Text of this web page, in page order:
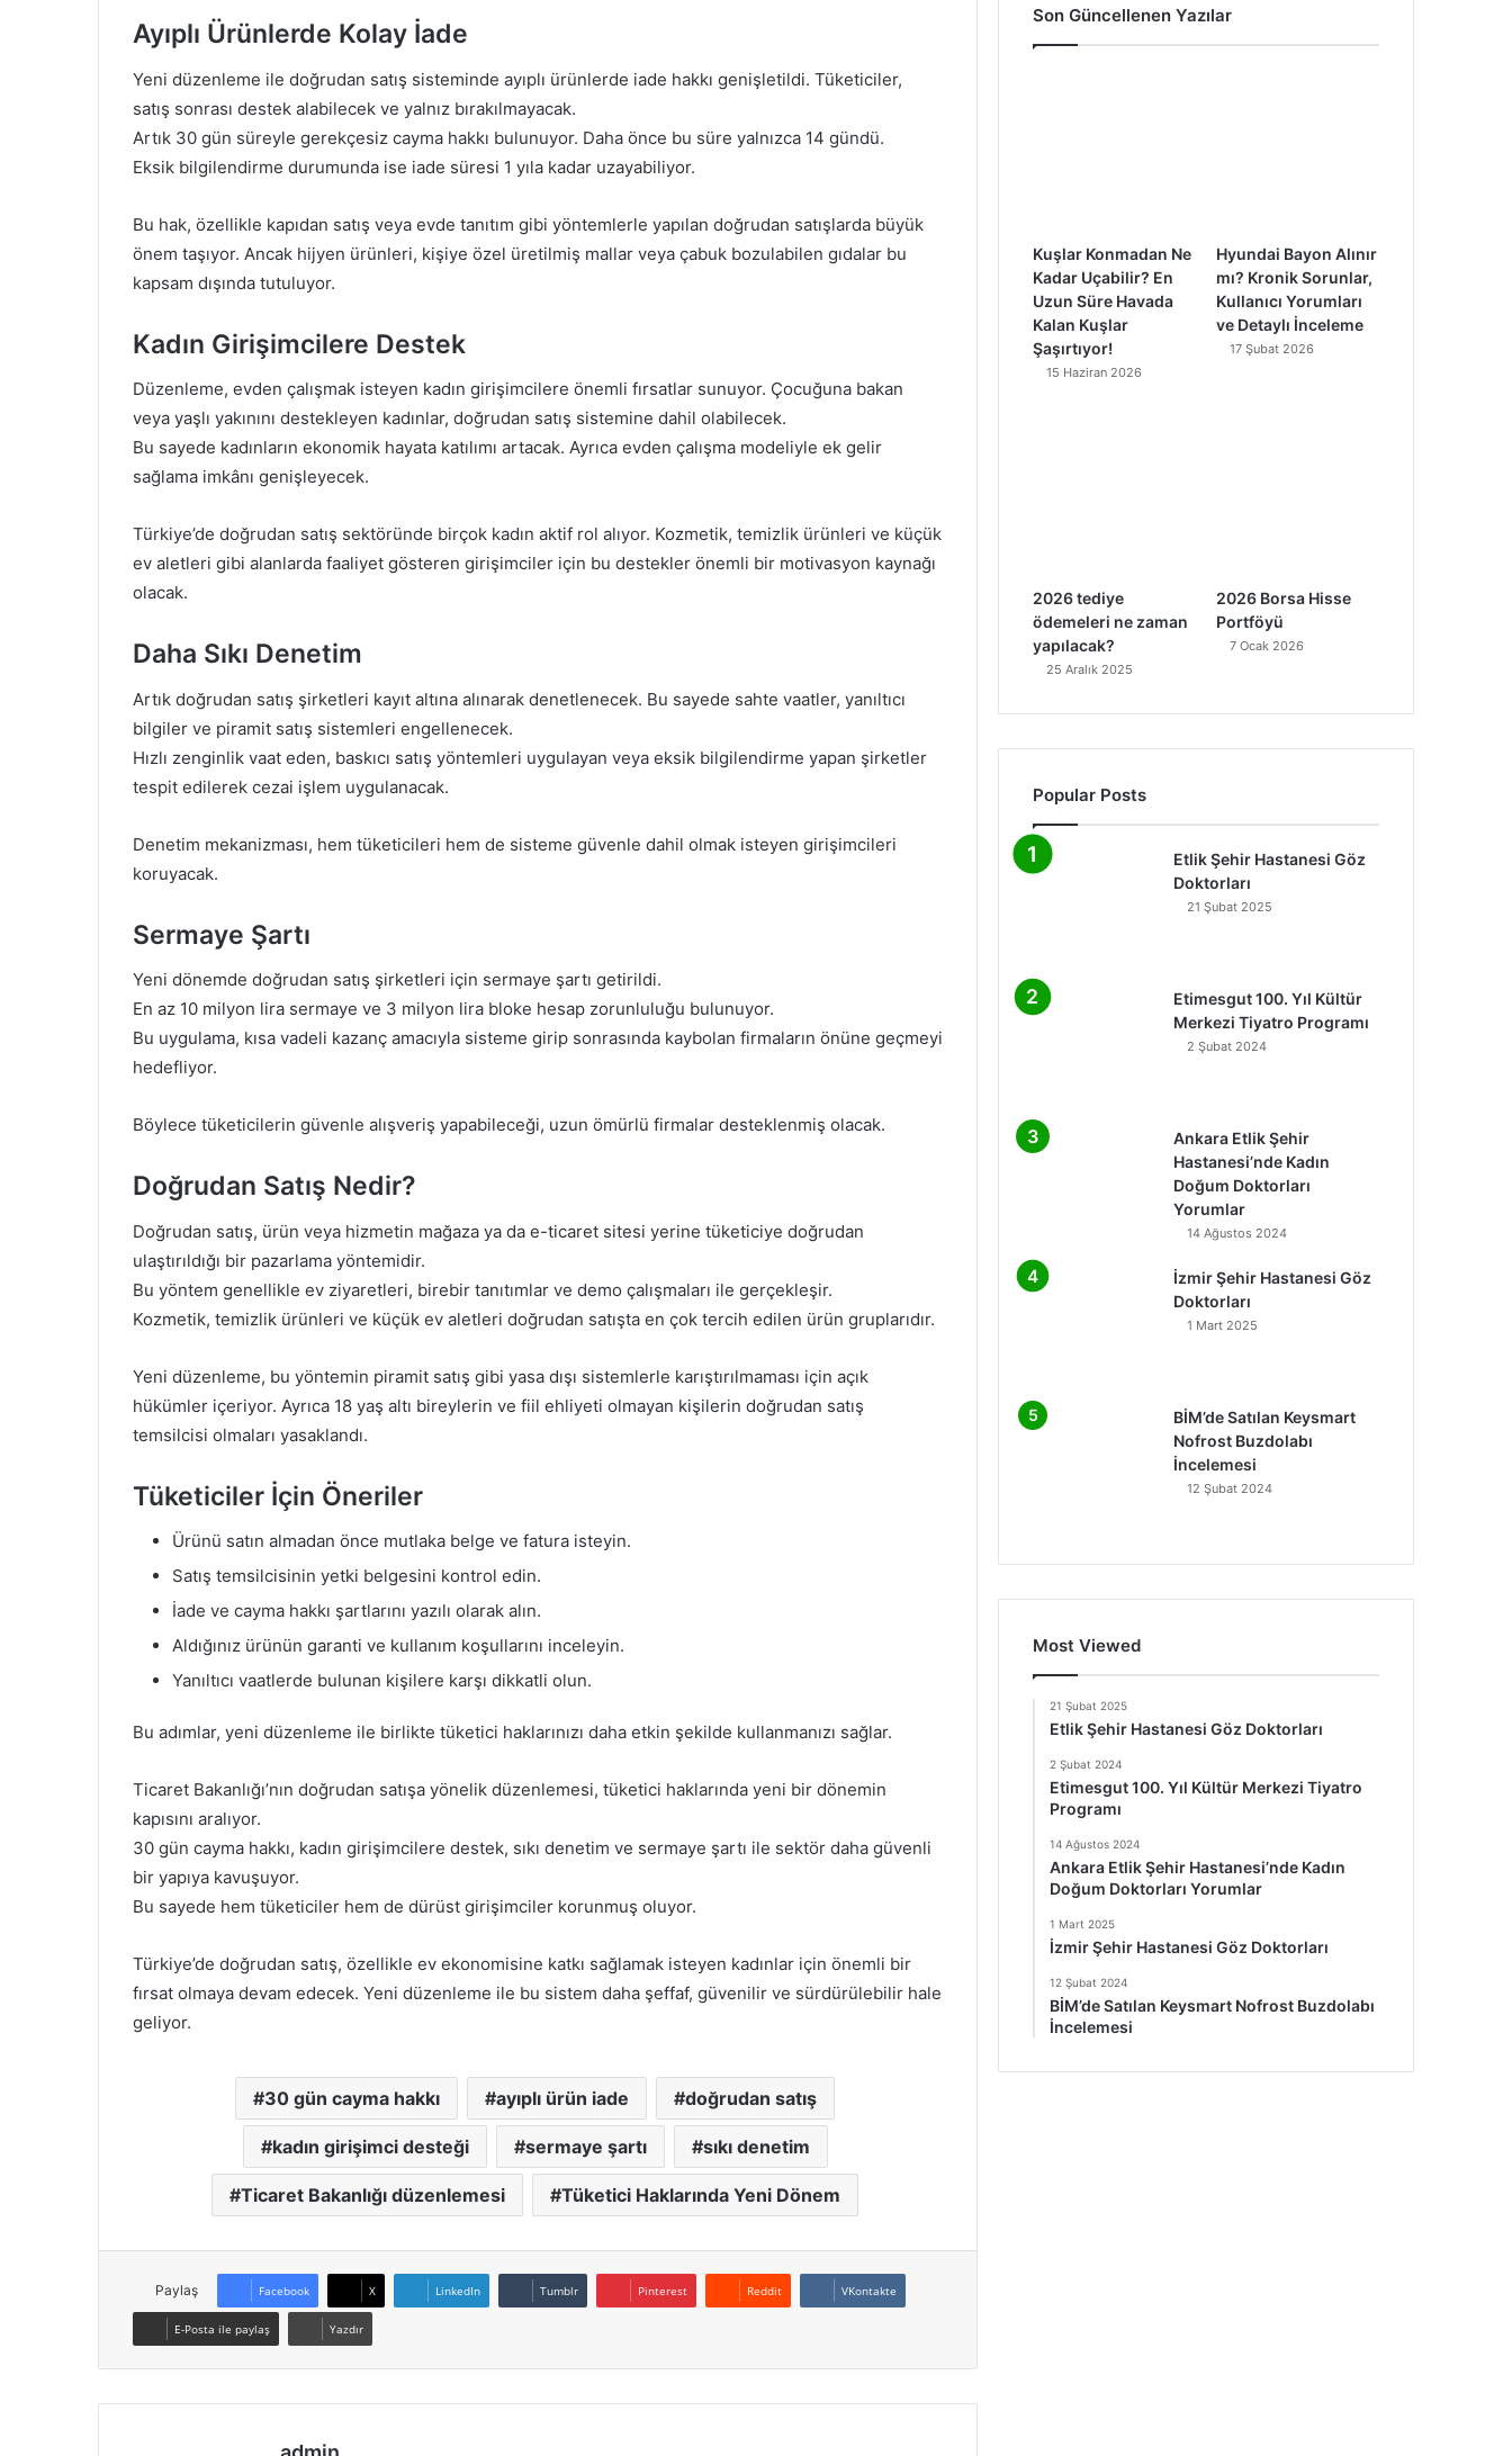
Ayıplı Ürünlerde Kolay İade
Yeni düzenleme ile doğrudan satış sisteminde ayıplı ürünlerde iade hakkı genişletildi. Tüketiciler,
satış sonrası destek alabilecek ve yalnız bırakılmayacak.
Artık 30 gün süreyle gerekçesiz cayma hakkı bulunuyor. Daha önce bu süre yalnızca 14 gündü.
Eksik bilgilendirme durumunda ise iade süresi 1 yıla kadar uzayabiliyor.
Bu hak, özellikle kapıdan satış veya evde tanıtım gibi yöntemlerle yapılan doğrudan satışlarda büyük
önem taşıyor. Ancak hijyen ürünleri, kişiye özel üretilmiş mallar veya çabuk bozulabilen gıdalar bu
kapsam dışında tutuluyor.
Kadın Girişimcilere Destek
Düzenleme, evden çalışmak isteyen kadın girişimcilere önemli fırsatlar sunuyor. Çocuğuna bakan
veya yaşlı yakınını destekleyen kadınlar, doğrudan satış sistemine dahil olabilecek.
Bu sayede kadınların ekonomik hayata katılımı artacak. Ayrıca evden çalışma modeliyle ek gelir
sağlama imkânı genişleyecek.
Türkiye’de doğrudan satış sektöründe birçok kadın aktif rol alıyor. Kozmetik, temizlik ürünleri ve küçük
ev aletleri gibi alanlarda faaliyet gösteren girişimciler için bu destekler önemli bir motivasyon kaynağı
olacak.
Daha Sıkı Denetim
Artık doğrudan satış şirketleri kayıt altına alınarak denetlenecek. Bu sayede sahte vaatler, yanıltıcı
bilgiler ve piramit satış sistemleri engellenecek.
Hızlı zenginlik vaat eden, baskıcı satış yöntemleri uygulayan veya eksik bilgilendirme yapan şirketler
tespit edilerek cezai işlem uygulanacak.
Denetim mekanizması, hem tüketicileri hem de sisteme güvenle dahil olmak isteyen girişimcileri
koruyacak.
Sermaye Şartı
Yeni dönemde doğrudan satış şirketleri için sermaye şartı getirildi.
En az 10 milyon lira sermaye ve 3 milyon lira bloke hesap zorunluluğu bulunuyor.
Bu uygulama, kısa vadeli kazanç amacıyla sisteme girip sonrasında kaybolan firmaların önüne geçmeyi
hedefliyor.
Böylece tüketicilerin güvenle alışveriş yapabileceği, uzun ömürlü firmalar desteklenmiş olacak.
Doğrudan Satış Nedir?
Doğrudan satış, ürün veya hizmetin mağaza ya da e-ticaret sitesi yerine tüketiciye doğrudan
ulaştırıldığı bir pazarlama yöntemidir.
Bu yöntem genellikle ev ziyaretleri, birebir tanıtımlar ve demo çalışmaları ile gerçekleşir.
Kozmetik, temizlik ürünleri ve küçük ev aletleri doğrudan satışta en çok tercih edilen ürün gruplarıdır.
Yeni düzenleme, bu yöntemin piramit satış gibi yasa dışı sistemlerle karıştırılmaması için açık
hükümler içeriyor. Ayrıca 18 yaş altı bireylerin ve fiil ehliyeti olmayan kişilerin doğrudan satış
temsilcisi olmaları yasaklandı.
Tüketiciler İçin Öneriler
Ürünü satın almadan önce mutlaka belge ve fatura isteyin.
Satış temsilcisinin yetki belgesini kontrol edin.
İade ve cayma hakkı şartlarını yazılı olarak alın.
Aldığınız ürünün garanti ve kullanım koşullarını inceleyin.
Yanıltıcı vaatlerde bulunan kişilere karşı dikkatli olun.
Bu adımlar, yeni düzenleme ile birlikte tüketici haklarınızı daha etkin şekilde kullanmanızı sağlar.
Ticaret Bakanlığı’nın doğrudan satışa yönelik düzenlemesi, tüketici haklarında yeni bir dönemin
kapısını aralıyor.
30 gün cayma hakkı, kadın girişimcilere destek, sıkı denetim ve sermaye şartı ile sektör daha güvenli
bir yapıya kavuşuyor.
Bu sayede hem tüketiciler hem de dürüst girişimciler korunmuş oluyor.
Türkiye’de doğrudan satış, özellikle ev ekonomisine katkı sağlamak isteyen kadınlar için önemli bir
fırsat olmaya devam edecek. Yeni düzenleme ile bu sistem daha şeffaf, güvenilir ve sürdürülebilir hale
geliyor.
30 gün cayma hakkı ayıplı ürün iade doğrudan satış
kadın girişimci desteği sermaye şartı sıkı denetim
Ticaret Bakanlığı düzenlemesi Tüketici Haklarında Yeni Dönem
Paylaş Facebook X LinkedIn Tumblr Pinterest Reddit VKontakte
E-Posta ile paylaş Yazdır
e
T
t
T
Son Güncellenen Yazılar
Kuşlar Konmadan Ne
Kadar Uçabilir? En
Uzun Süre Havada
Kalan Kuşlar
Şaşırtıyor!
15 Haziran 2026
Hyundai Bayon Alınır
mı? Kronik Sorunlar,
Kullanıcı Yorumları
ve Detaylı İnceleme
17 Şubat 2026
2026 tediye
ödemeleri ne zaman
yapılacak?
25 Aralık 2025
2026 Borsa Hisse
Portföyü
7 Ocak 2026
Popular Posts
Etlik Şehir Hastanesi Göz
Doktorları
21 Şubat 2025
Etimesgut 100. Yıl Kültür
Merkezi Tiyatro Programı
2 Şubat 2024
Ankara Etlik Şehir
Hastanesi’nde Kadın
Doğum Doktorları
Yorumlar
14 Ağustos 2024
İzmir Şehir Hastanesi Göz
Doktorları
1 Mart 2025
BİM’de Satılan Keysmart
Nofrost Buzdolabı
İncelemesi
12 Şubat 2024
Most Viewed
21 Şubat 2025
Etlik Şehir Hastanesi Göz Doktorları
2 Şubat 2024
Etimesgut 100. Yıl Kültür Merkezi Tiyatro
Programı
14 Ağustos 2024
Ankara Etlik Şehir Hastanesi’nde Kadın
Doğum Doktorları Yorumlar
1 Mart 2025
İzmir Şehir Hastanesi Göz Doktorları
12 Şubat 2024
BİM’de Satılan Keysmart Nofrost Buzdolabı
İncelemesi